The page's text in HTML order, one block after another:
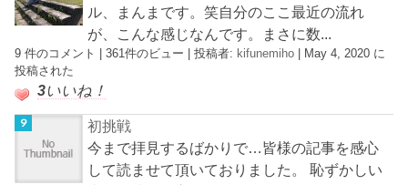
ル、まんまです。笑自分のここ最近の流れ
が、こんな感じなんです。まさに数...
9 件のコメント |361件のビュー |投稿者: kifunemiho
May 4, 2020 に
投稿された
3いいね！
初挑戦
今まで拝見するばかりで…皆様の記事を感心
して読ませて頂いておりました。 恥ずかしい